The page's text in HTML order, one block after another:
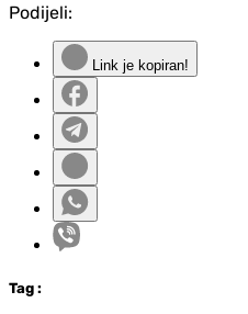
Podijeli:
Link je kopiran!
Tag :